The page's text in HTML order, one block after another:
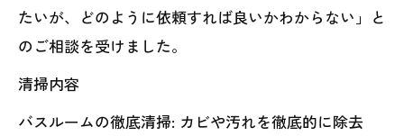
たいが、どのように依頼すれば良いかわからない」と
のご相談を受けました。
清掃内容
バスルームの徹底清掃: カビや汚れを徹底的に除去